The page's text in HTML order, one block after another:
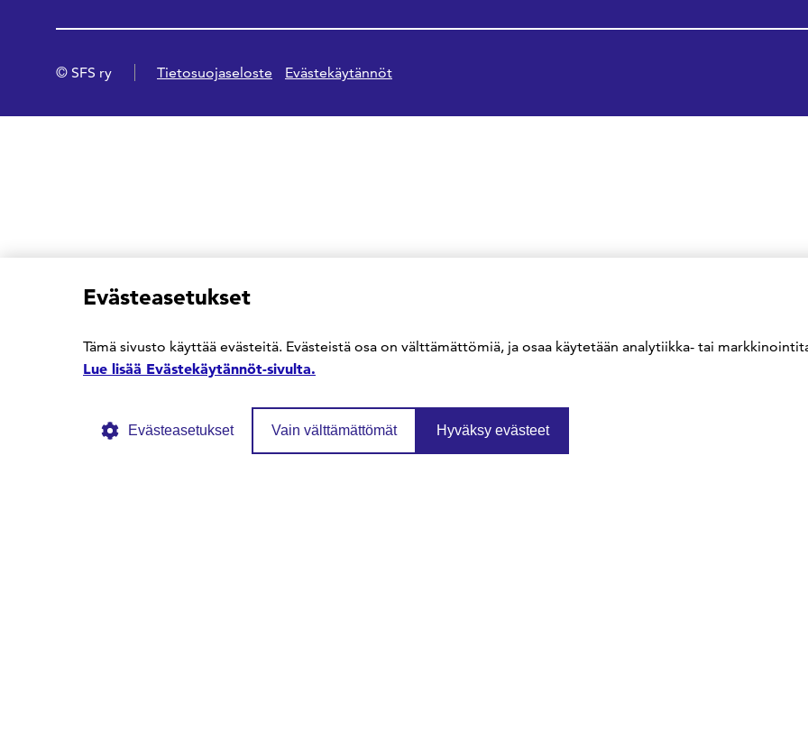
© SFS ry Tietosuojaseloste Evästekäytännöt
Evästeasetukset
Tämä sivusto käyttää evästeitä. Evästeistä osa on välttämättömiä, ja osaa käytetään analytiikka- tai
Lue lisää Evästekäytännöt-sivulta.
Evästeasetukset Vain välttämättömät Hyväksy evästeet